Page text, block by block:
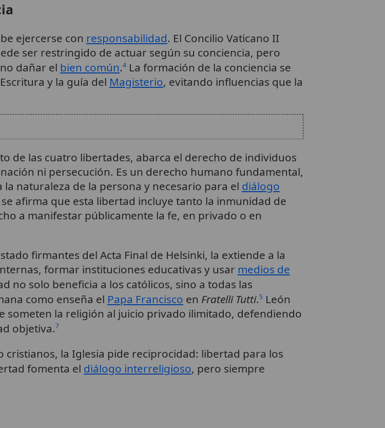
ejercerse con responsabilidad. El Concilio Vaticano II
ser restringido de actuar según su conciencia, pero
dañar el bien común.4La formación de la conciencia se
y la guía del Magisterio, evitando influencias que la
de las cuatro libertades, abarca el derecho de individuos
ni persecución. Es un derecho humano fundamental,
naturaleza de la persona y necesario para el diálogo
afirma que esta libertad incluye tanto la inmunidad de
a manifestar públicamente la fe, en privado o en
firmantes del Acta Final de Helsinki, la extiende a la
formar instituciones educativas y usar medios de
no solo beneficia a los católicos, sino a todas las
como enseña el Papa Francisco en Fratelli Tutti.5León
someten la religión al juicio privado ilimitado, defendiendo
objetiva.7
cristianos, la Iglesia pide reciprocidad: libertad para los
fomenta el diálogo interreligioso, pero siempre